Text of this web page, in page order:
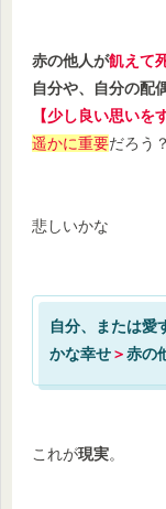
赤の他人が飢えて
自分や、自分の配
【少し良い思いを
遥かに重要だろう？
悲しいかな
自分、または愛
かな幸せ＞赤の
これが現実。